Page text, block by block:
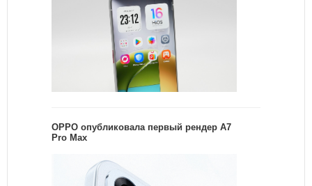
OPPO опубликовала первый рендер A7
Pro Max